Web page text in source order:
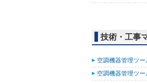
技術・工事
空調機器管理ツ
空調機器管理ツ